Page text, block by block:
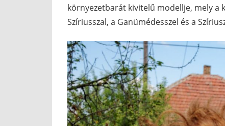
környezetbarát kivitelű modellje, mely a
Szíriusszal, a Ganümédesszel és a